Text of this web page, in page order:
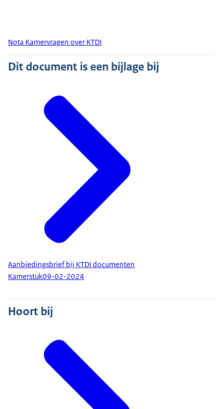
Nota Kamervragen over KTDI
Dit document is een bijlage bij
Aanbiedingsbrief bij KTDI documenten
Kamerstuk09-02-2024
Hoort bij